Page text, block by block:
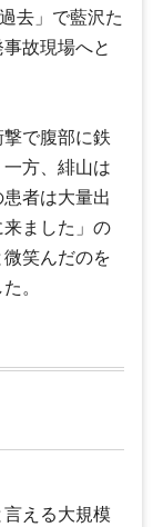
去」で藍沢た
故現場へと
で腹部に鉄
方、緋山は
者は大量出
ました」の
笑んだのを
。
える大規模